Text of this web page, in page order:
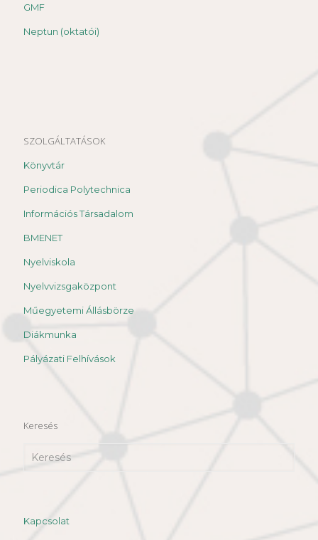
GMF
Neptun (oktatói)
SZOLGÁLTATÁSOK
Könyvtár
Periodica Polytechnica
Információs Társadalom
BMENET
Nyelviskola
Nyelvvizsgaközpont
Műegyetemi Állásbörze
Diákmunka
Pályázati Felhívások
Keresés
Kapcsolat